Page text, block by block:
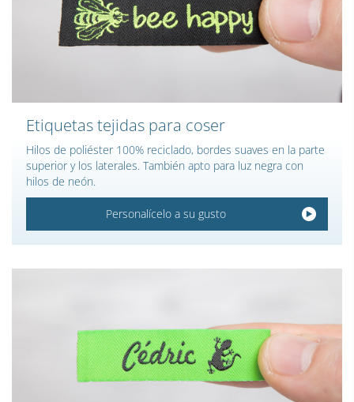
Etiquetas tejidas para coser
Hilos de poliéster 100% reciclado, bordes suaves en la parte
superior y los laterales. También apto para luz negra con
hilos de neón.
Personalícelo a su gusto